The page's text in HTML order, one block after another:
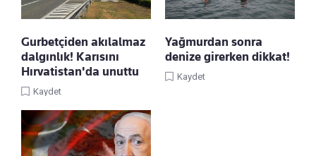
Gurbetçiden akılalmaz
dalgınlık! Karısını
Hırvatistan'da unuttu
Kaydet
Yağmurdan sonra
denize girerken dikkat!
Kaydet